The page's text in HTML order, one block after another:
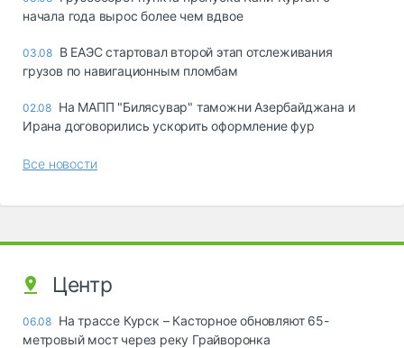
начала года вырос более чем вдвое
03.08 В ЕАЭС стартовал второй этап отслеживания
грузов по навигационным пломбам
02.08 На МАПП "Билясувар" таможни Азербайджана и
Ирана договорились ускорить оформление фур
Все новости
Центр
06.08 На трассе Курск – Касторное обновляют 65-
метровый мост через реку Грайворонка